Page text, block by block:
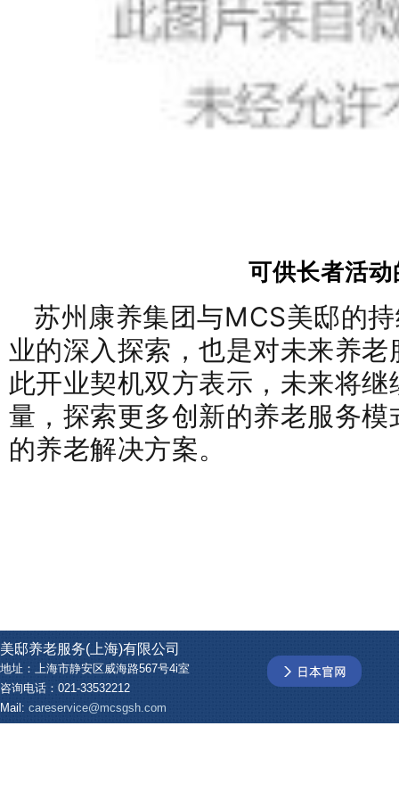
可供长者活
苏州康养集团与MCS美邸的
业的深入探索，也是对未来养
此开业契机双方表示，未来将
量，探索更多创新的养老服务
的养老解决方案。
美邸养老服务(上海)有限公司
地址：上海市静安区威海路567号4i室
咨询电话：021-33532212
Mail: careservice@mcsgsh.com